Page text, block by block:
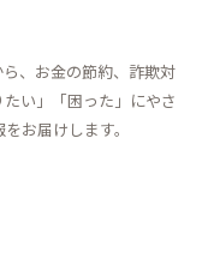
、お金の節約、詐欺対
い」「困った」にやさ
お届けします。